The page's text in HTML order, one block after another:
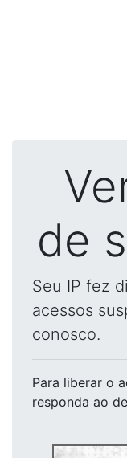
de
Seu IP fez
acessos
conosco.
Para liberar o
responda ao